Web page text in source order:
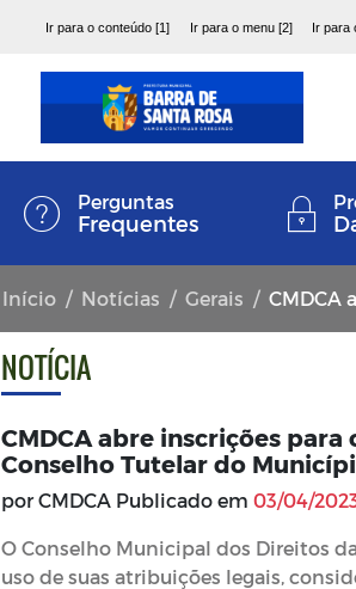
Ir para o conteúdo [1] Ir para o menu [2] Ir para
Perguntas
Frequentes
Início Notícias Gerais CMDCA abre
NOTÍCIA
CMDCA abre inscrições
Conselho Tutelar do
por CMDCA Publicado em 03/04/
O Conselho Municipal dos Direitos
uso de suas atribuições legais,